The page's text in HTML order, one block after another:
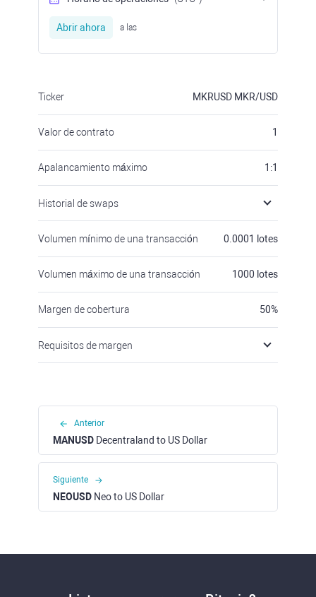
Abrir ahora a las
Ticker MKRUSD MKR/USD
Valor de contrato 1
Apalancamiento máximo 1:1
Historial de swaps
Volumen mínimo de una transacción 0.0001 lotes
Volumen máximo de una transacción 1000 lotes
Margen de cobertura 50%
Requisitos de margen
Anterior
MANUSD Decentraland to US Dollar
Siguiente
NEOUSD Neo to US Dollar